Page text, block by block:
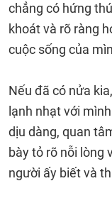
chẳng có hứng
khoát và rõ ràng
cuộc sống của
Nếu đã có nửa
lạnh nhạt với
dịu dàng, quan
bày tỏ rõ nỗi lòng
người ấy biết và